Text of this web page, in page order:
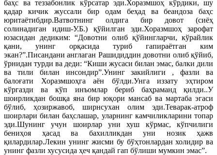
баҳс ва теззабонлик кўрсатар эди.Хоразмшоҳ кўрдики, шу
қадар кичик жуссали бир одам беҳад ва беандоза баҳс
юритаётибдир.Ватвотнинг олдига бир довот (сиёҳ
солинадиган идиш-У.Б.) қўйилган эди.Хоразмшоҳ зарофат
юзасидан дедиким: “Довотни олиб қўйингларчи, кўрайлик
қани, унинг орқасида туриб гапираётган ким
экан?”.Писандани англаган Рашидиддин довотни олиб қўйиб,
ўрнидан турди ва деди: “Киши жусаси билан эмас, балки дили
ва тили билан инсондир”.Унинг закийлиги , фазли ва
балоғати Хоразмшоҳга аён бўлди.Унга иззату эҳтиром
кўргазди ва кўп инъомлар бериб баҳраманд қилди..У
шоирликдан бошқа яна бир юқори мансаб ва мартаба эгаси
бўлиб, ҳозиржавоб, ширнсухан олим эди.Теварак-атроф
шоирлари билан баҳслашар, уларнинг камчиликларини топар
эди.Шунинг учун шоирлар уни хуш кўрмас, кўпчилиги
бениҳоя ҳасад ва бахилликдан уни нозик ҳажв
қилардилар.Лекин унинг жисми бу бўҳтонлардан холидир ва
унинг фазли хусусида ҳеч қандай гап бўлиши мумкин эмас”.